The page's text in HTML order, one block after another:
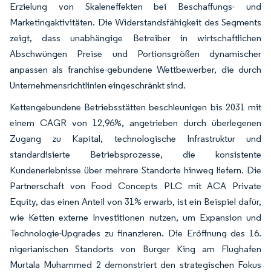
Erzielung von Skaleneffekten bei Beschaffungs- und
Marketingaktivitäten. Die Widerstandsfähigkeit des Segments
zeigt, dass unabhängige Betreiber in wirtschaftlichen
Abschwüngen Preise und Portionsgrößen dynamischer
anpassen als franchise-gebundene Wettbewerber, die durch
Unternehmensrichtlinien eingeschränkt sind.
Kettengebundene Betriebsstätten beschleunigen bis 2031 mit
einem CAGR von 12,96%, angetrieben durch überlegenen
Zugang zu Kapital, technologische Infrastruktur und
standardisierte Betriebsprozesse, die konsistente
Kundenerlebnisse über mehrere Standorte hinweg liefern. Die
Partnerschaft von Food Concepts PLC mit ACA Private
Equity, das einen Anteil von 31% erwarb, ist ein Beispiel dafür,
wie Ketten externe Investitionen nutzen, um Expansion und
Technologie-Upgrades zu finanzieren. Die Eröffnung des 16.
nigerianischen Standorts von Burger King am Flughafen
Murtala Muhammed 2 demonstriert den strategischen Fokus